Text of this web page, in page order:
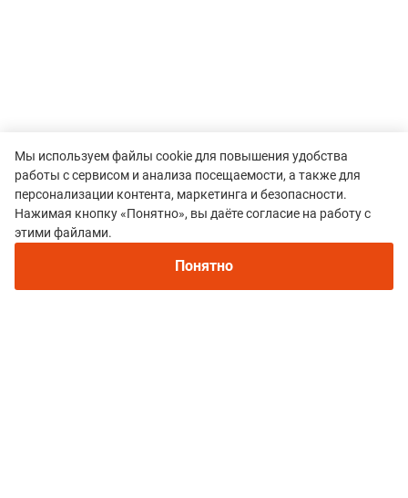
Нижегородский трейл
Мы используем файлы cookie для повышения удобства
работы с сервисом и анализа посещаемости, а также для
персонализации контента, маркетинга и безопасности.
Нажимая кнопку «Понятно», вы даёте согласие на работу с
этими файлами.
Понятно